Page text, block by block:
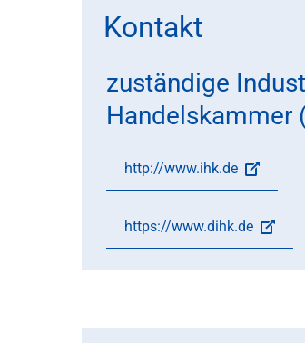
Kontakt
zuständige
Handelskammer
http://www.ihk.de
https://www.dihk.de